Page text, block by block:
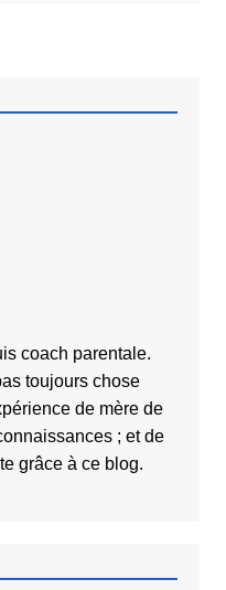
coach parentale.
toujours chose
de mère de
; et de
grâce à ce blog.